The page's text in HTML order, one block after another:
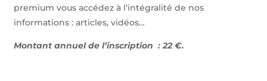
premium vous accédez à l’intégralité de nos
informations : articles, vidéos…
Montant annuel de l’inscription : 22 €.